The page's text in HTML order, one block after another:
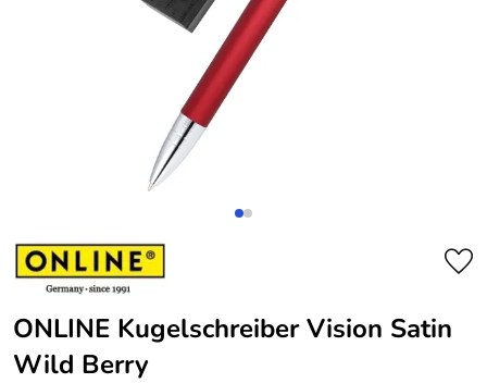
ONLINE Kugelschreiber Vision Satin
Wild Berry